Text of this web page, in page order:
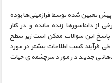
پیش تعیین شده توسط فرازمینی‌ها بوده
از دایناسورها زنده مانده و در کنار
پاسخ این سوالات ممکن است زیر سطح
فرآیند کسب اطلاعات بیشتر در مورد
جدید در مورد سرچشمه‌ی حیات